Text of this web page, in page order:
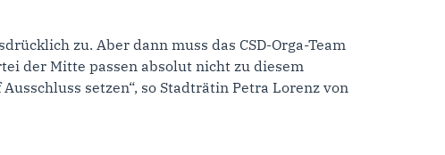
zu. Aber dann muss das CSD-Orga-Team
der Mitte passen absolut nicht zu diesem
setzen“, so Stadträtin Petra Lorenz von